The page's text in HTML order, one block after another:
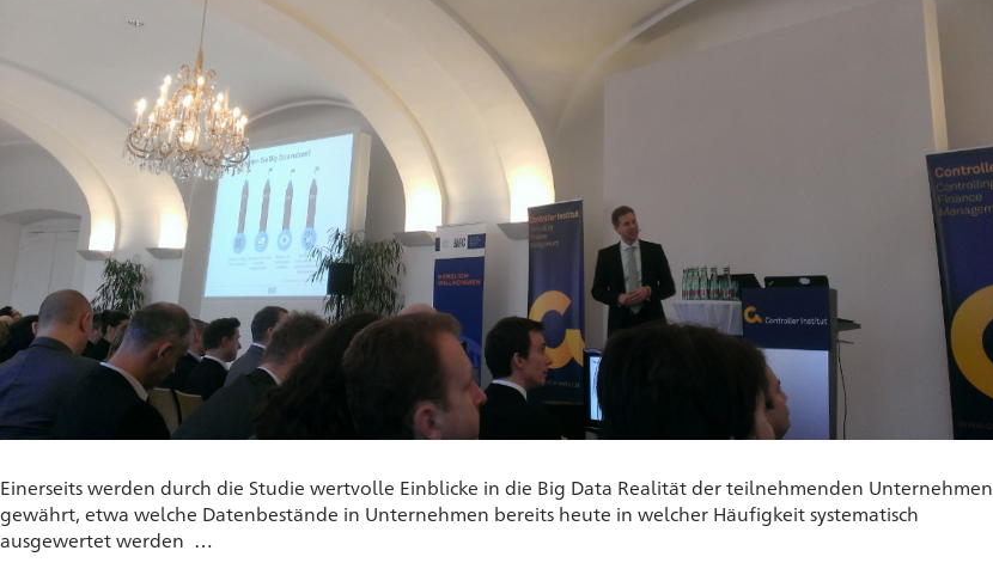
Einerseits werden durch die Studie wertvolle Einblicke in die Big Data Realität der teilnehmenden Unternehmen
gewährt, etwa welche Datenbestände in Unternehmen bereits heute in welcher Häufigkeit systematisch
ausgewertet werden …